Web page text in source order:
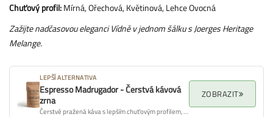
Chuťový profil:Mírná, Ořechová, Květinová, Lehce Ovocná
Zažijte nadčasovou eleganci Vídně v jednom šálku s Joerges Heritage
Melange.
LEPŠÍ ALTERNATIVA
Espresso Madrugador - Čerstvá kávová
zrna
Čerstvě pražená káva s lepším chuťovým profilem, aroma a celkovou kvalitou.
ZOBRAZIT